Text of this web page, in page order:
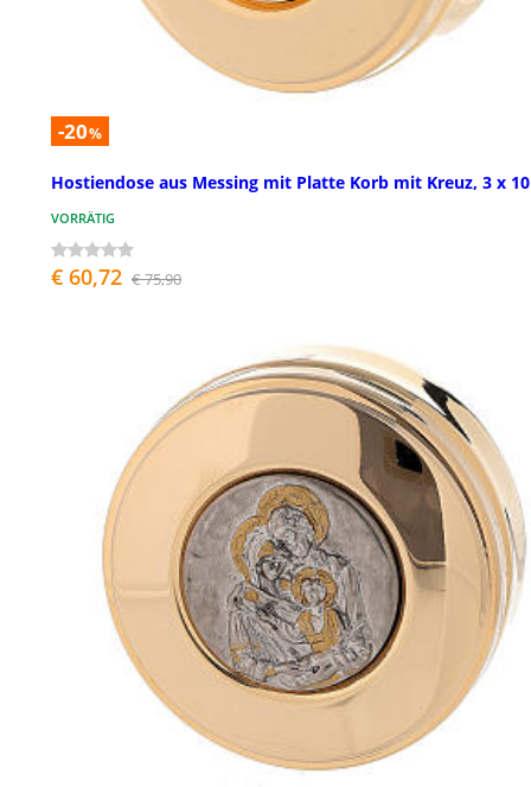
-20%
Hostiendose aus Messing mit Platte Korb mit Kreuz, 3 x
VORRÄTIG
€ 60,72 € 75,90